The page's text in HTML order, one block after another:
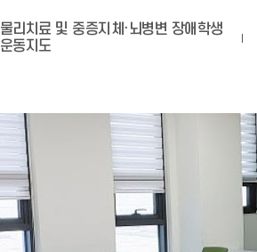
물리치료 및 중증지체·뇌병변 장애학생
운동지도